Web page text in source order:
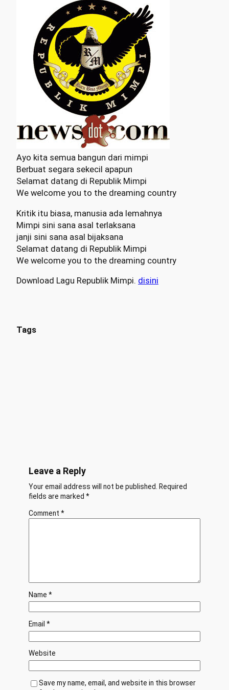
Ayo kita semua bangun dari mimpi
Berbuat segara sekecil apapun
Selamat datang di Republik Mimpi
We welcome you to the dreaming country
Kritik itu biasa, manusia ada lemahnya
Mimpi sini sana asal terlaksana
janji sini sana asal bijaksana
Selamat datang di Republik Mimpi
We welcome you to the dreaming country
Download Lagu Republik Mimpi. disini
Tags
Leave a Reply
Your email address will not be published. Required
fields are marked *
Comment *
Name *
Email *
Website
Save my name, email, and website in this browser